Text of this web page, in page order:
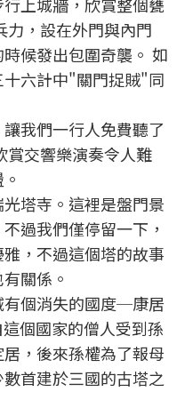
力，設在外門與內門
候發出包圍奇襲。 如
六計中"關門捉賊"同
我們一行人免費聽了
賞交響樂演奏令人難
塔寺。這裡是盤門景
過我們僅停留一下，
，不過這個塔的故事
關係。
有個消失的國度─康居
個國家的僧人受到孫
，後來孫權為了報母
首建於三國的古塔之